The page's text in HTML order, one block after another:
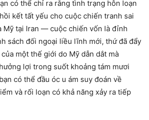
có thể chỉ ra rằng tình trạng hỗn loạn
kết tất yếu cho cuộc chiến tranh sai
Mỹ tại Iran — cuộc chiến vốn là đỉnh
sách đối ngoại liều lĩnh mới, thứ đã đẩy
một thế giới do Mỹ dẫn dắt mà
lợi trong suốt khoảng tám mươi
có thể đầu óc u ám suy đoán về
và rối loạn có khả năng xảy ra tiếp